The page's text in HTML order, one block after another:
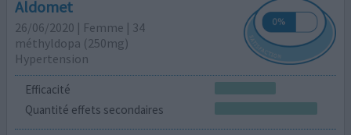
Aldomet
26/06/2020 | Femme | 34
méthyldopa (250mg)
Hypertension
Efficacité
Quantité effets secondaires